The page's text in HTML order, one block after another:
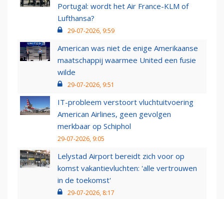
Portugal: wordt het Air France-KLM of
Lufthansa?
29-07-2026, 9:59
American was niet de enige Amerikaanse
maatschappij waarmee United een fusie
wilde
29-07-2026, 9:51
IT-probleem verstoort vluchtuitvoering
American Airlines, geen gevolgen
merkbaar op Schiphol
29-07-2026, 9:05
Lelystad Airport bereidt zich voor op
komst vakantievluchten: 'alle vertrouwen
in de toekomst'
29-07-2026, 8:17